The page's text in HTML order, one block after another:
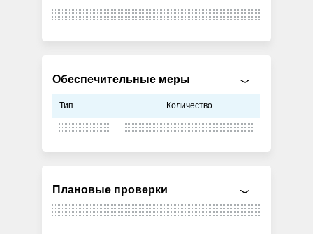
Обеспечительные меры
Тип Количество
Плановые проверки